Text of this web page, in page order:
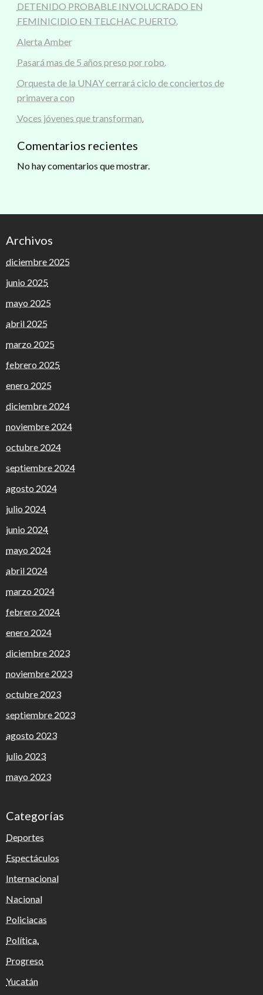
DETENIDO PROBABLE INVOLUCRADO EN
FEMINICIDIO EN TELCHAC PUERTO.
Alerta Amber
Pasará mas de 5 años preso por robo.
Orquesta de la UNAY cerrará ciclo de conciertos de
primavera con
Voces jóvenes que transforman.
Comentarios recientes
No hay comentarios que mostrar.
Archivos
diciembre 2025
junio 2025
mayo 2025
abril 2025
marzo 2025
febrero 2025
enero 2025
diciembre 2024
noviembre 2024
octubre 2024
septiembre 2024
agosto 2024
julio 2024
junio 2024
mayo 2024
abril 2024
marzo 2024
febrero 2024
enero 2024
diciembre 2023
noviembre 2023
octubre 2023
septiembre 2023
agosto 2023
julio 2023
mayo 2023
Categorías
Deportes
Espectáculos
Internacional
Nacional
Policiacas
Política.
Progreso
Yucatán